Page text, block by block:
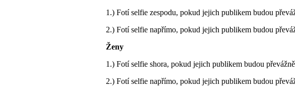
1.) Fotí selfie zespodu, pokud jejich publikem budou
2.) Fotí selfie napřímo, pokud jejich publikem budou
Ženy
1.) Fotí selfie shora, pokud jejich publikem budou
2.) Fotí selfie napřímo, pokud jejich publikem budou